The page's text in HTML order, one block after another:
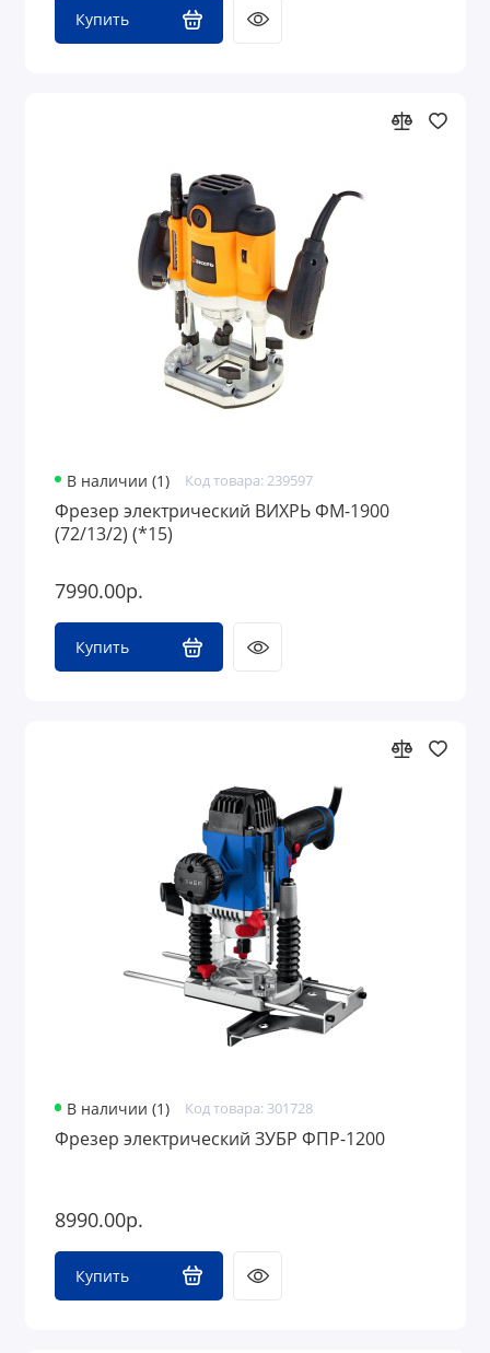
Купить
В наличии (1) Код товара: 239597
Фрезер электрический ВИХРЬ ФМ-1900
(72/13/2) (*15)
7990.00р.
Купить
В наличии (1) Код товара: 301728
Фрезер электрический ЗУБР ФПР-1200
8990.00р.
Купить